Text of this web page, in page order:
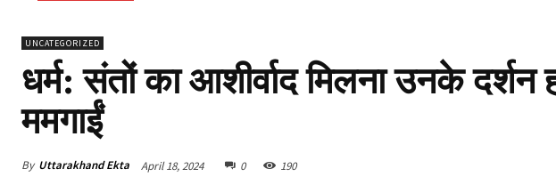
UNCATEGORIZED
धर्म: संतों का आशीर्वाद मिलना उनके दर्शन
ममगाईं
By Uttarakhand Ekta April 18, 2024 0 190